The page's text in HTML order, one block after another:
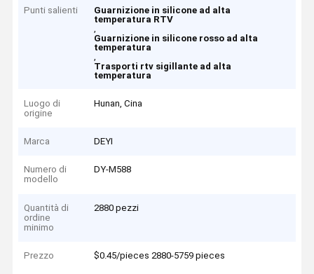
Punti salienti
Guarnizione in silicone ad alta
temperatura RTV
,
Guarnizione in silicone rosso ad alta
temperatura
,
Trasporti rtv sigillante ad alta
temperatura
Luogo di
origine
Hunan, Cina
Marca DEYI
Numero di
modello
DY-M588
Quantità di
ordine
minimo
2880 pezzi
Prezzo $0.45/pieces 2880-5759 pieces